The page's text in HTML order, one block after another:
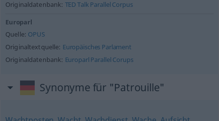
Originaldatenbank: TED Talk Parallel Corpus
Europarl
Quelle: OPUS
Originaltextquelle: Europäisches Parlament
Originaldatenbank: Europarl Parallel Corups
Synonyme für "Patrouille"